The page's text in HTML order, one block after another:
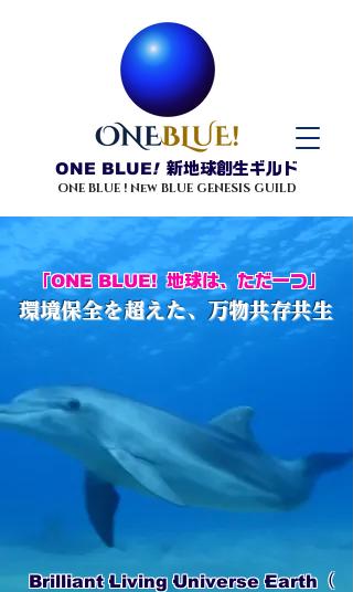
ONE BLUE!新地球創生ギルド
ONE BLUE ! New BLUE GENESIS GUILD
「ONE BLUE!地球は、ただ一つ」
環境保全を超えた、万物共存共生
Brilliant·Living·Universe·Earth （